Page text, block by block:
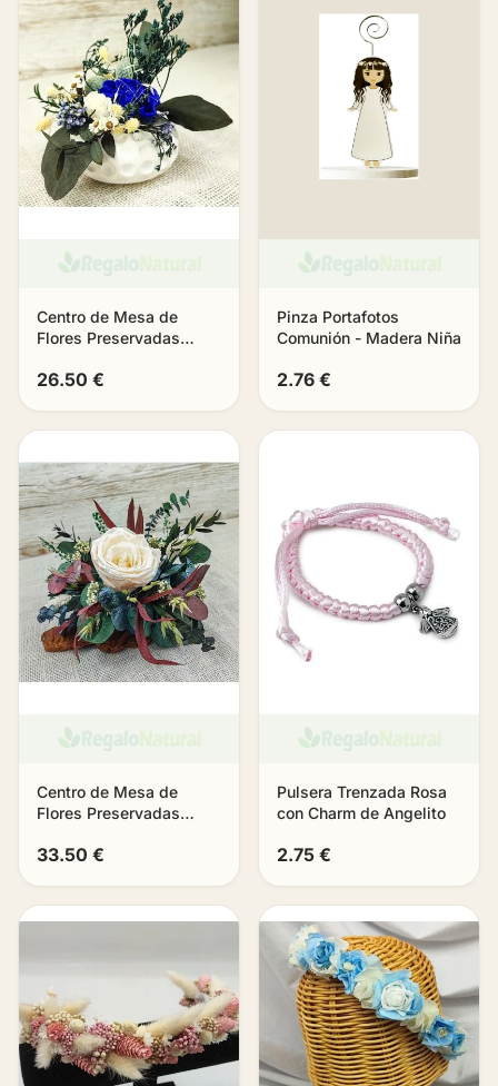
Centro de Mesa de
Flores Preservadas
26.50 €
Pinza Portafotos
Comunión - Madera Niña
2.76 €
Centro de Mesa de
Flores Preservadas
33.50 €
Pulsera Trenzada Rosa
con Charm de Angelito
2.75 €